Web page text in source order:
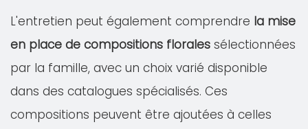
L'entretien peut également comprendre la mise
en place de compositions florales sélectionnées
par la famille, avec un choix varié disponible
dans des catalogues spécialisés. Ces
compositions peuvent être ajoutées à celles